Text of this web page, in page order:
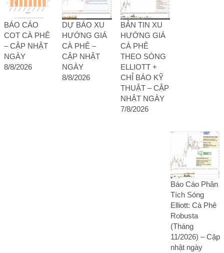
BÁO CÁO
COT CÀ PHÊ
– CẬP NHẬT
NGÀY
8/8/2026
DỰ BÁO XU
HƯỚNG GIÁ
CÀ PHÊ –
CẬP NHẬT
NGÀY
8/8/2026
BẢN TIN XU
HƯỚNG GIÁ
CÀ PHÊ
THEO SÓNG
ELLIOTT +
CHỈ BÁO KỸ
THUẬT – CẬP
NHẬT NGÀY
7/8/2026
Báo Cáo Phân
Tích Sóng
Elliott: Cà Phê
Robusta
(Tháng
11/2026) – Cập
nhật ngày